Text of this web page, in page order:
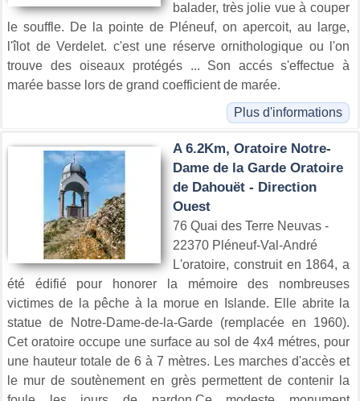
balader, très jolie vue à couper
le souffle. De la pointe de Pléneuf, on apercoit, au large,
l'îlot de Verdelet. c'est une réserve ornithologique ou l'on
trouve des oiseaux protégés ... Son accés s'effectue à
marée basse lors de grand coefficient de marée.
Plus d'informations
A 6.2Km, Oratoire Notre-
Dame de la Garde Oratoire
de Dahouët - Direction
Ouest
76 Quai des Terre Neuvas -
22370 Pléneuf-Val-André
L'oratoire, construit en 1864, a
été édifié pour honorer la mémoire des nombreuses
victimes de la pêche à la morue en Islande. Elle abrite la
statue de Notre-Dame-de-la-Garde (remplacée en 1960).
Cet oratoire occupe une surface au sol de 4x4 métres, pour
une hauteur totale de 6 à 7 mètres. Les marches d'accès et
le mur de soutènement en grès permettent de contenir la